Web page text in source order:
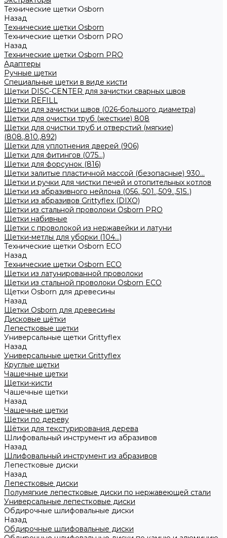
Технические щетки Osborn
Назад
Технические щетки Osborn
Технические щетки Osborn PRO
Назад
Технические щетки Osborn PRO
Адаптеры
Ручные щетки
Специальные щетки в виде кисти
Щетки DISC-CENTER для зачистки сварных швов
Щетки REFILL
Щетки для зачистки швов (026-большого диаметра)
Щетки для очистки труб (жесткие) 808
Щетки для очистки труб и отверстий (мягкие)
(808.,810.,892)
Щетки для уплотнения дверей (906)
Щетки для фитингов (075...)
Щетки для форсунок (816)
Щетки залитые пластичной массой (безопасные) 930...
Щетки и ручки для чистки печей и отопительных котлов
Щетки из абразивного нейлона (056..,501..,509..,515..)
Щетки из абразивов Grittyflex (DIXO)
Щетки из стальной проволоки Osborn PRO
Щетки набивные
Щетки с проволокой из нержавейки и латуни
Щетки-метлы для уборки (104...)
Технические щетки Osborn ЕСО
Назад
Технические щетки Osborn ЕСО
Щетки из латунированной проволоки
Щетки из стальной проволоки Osborn ECO
Щетки Osborn для древесины
Назад
Щетки Osborn для древесины
Дисковые щётки
Лепестковые щетки
Универсальные щетки Grittyflex
Назад
Универсальные щетки Grittyflex
Круглые щетки
Чашечные щетки
Щетки-кисти
Чашечные щетки
Назад
Чашечные щетки
Щетки по дереву
Щётки для текстурирования дерева
Шлифовальный инструмент из абразивов
Назад
Шлифовальный инструмент из абразивов
Лепестковые диски
Назад
Лепестковые диски
Полумягкие лепестковые диски по нержавеющей стали
Универсальные лепестковые диски
Обдирочные шлифовальные диски
Назад
Обдирочные шлифовальные диски